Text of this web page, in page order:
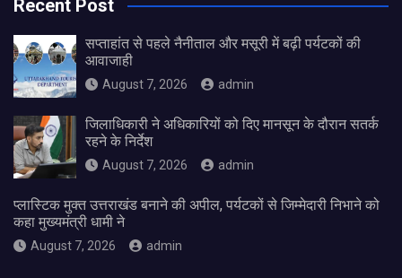
Recent Post
सप्ताहांत से पहले नैनीताल और मसूरी में बढ़ी पर्यटकों की
आवाजाही
August 7, 2026 admin
जिलाधिकारी ने अधिकारियों को दिए मानसून के दौरान सतर्क
रहने के निर्देश
August 7, 2026 admin
प्लास्टिक मुक्त उत्तराखंड बनाने की अपील, पर्यटकों से जिम्मेदारी निभाने को
कहा मुख्यमंत्री धामी ने
August 7, 2026 admin